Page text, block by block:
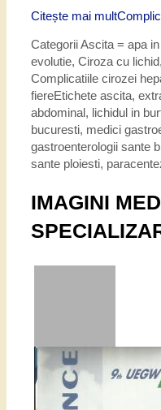
Citește mai mult
CategoriiAscita = apa
evolutie, Ciroza cu lichid,
Complicatiile cirozei
fiereEtichete ascita,
abdominal, lichidul in
bucuresti, medici
gastroenterologii sante
sante ploiesti,
IMAGINI